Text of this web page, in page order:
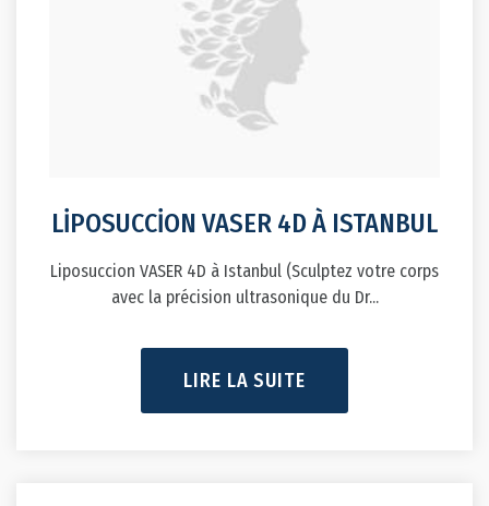
LİPOSUCCİON VASER 4D À ISTANBUL
Liposuccion VASER 4D à Istanbul (Sculptez votre corps
avec la précision ultrasonique du Dr...
LIRE LA SUITE